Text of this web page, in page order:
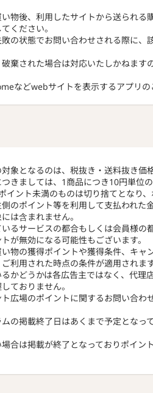
物後、利用したサイトから送られる
ください。
の状態でお問い合わせされる際に、
棄された場合は対応いたしかねます
などwebサイトを表示するアプリの
象となるのは、税抜き・送料抜き価
きましては、1商品につき10円単位
イント未満のものは切り捨てとなり
のポイント等を利用して支払われた
は含まれません。
るサービスの都合もしくは会員様の
が無効になる可能性もございます。
物の獲得ポイントや獲得条件、キャ
利用された時点の条件が適用されます
かどうかは各広告主ではなく、代理
ておりません。
広場のポイントに関するお問い合わ
の掲載終了日はあくまで予定となっ
合は掲載が終了となっておりポイン